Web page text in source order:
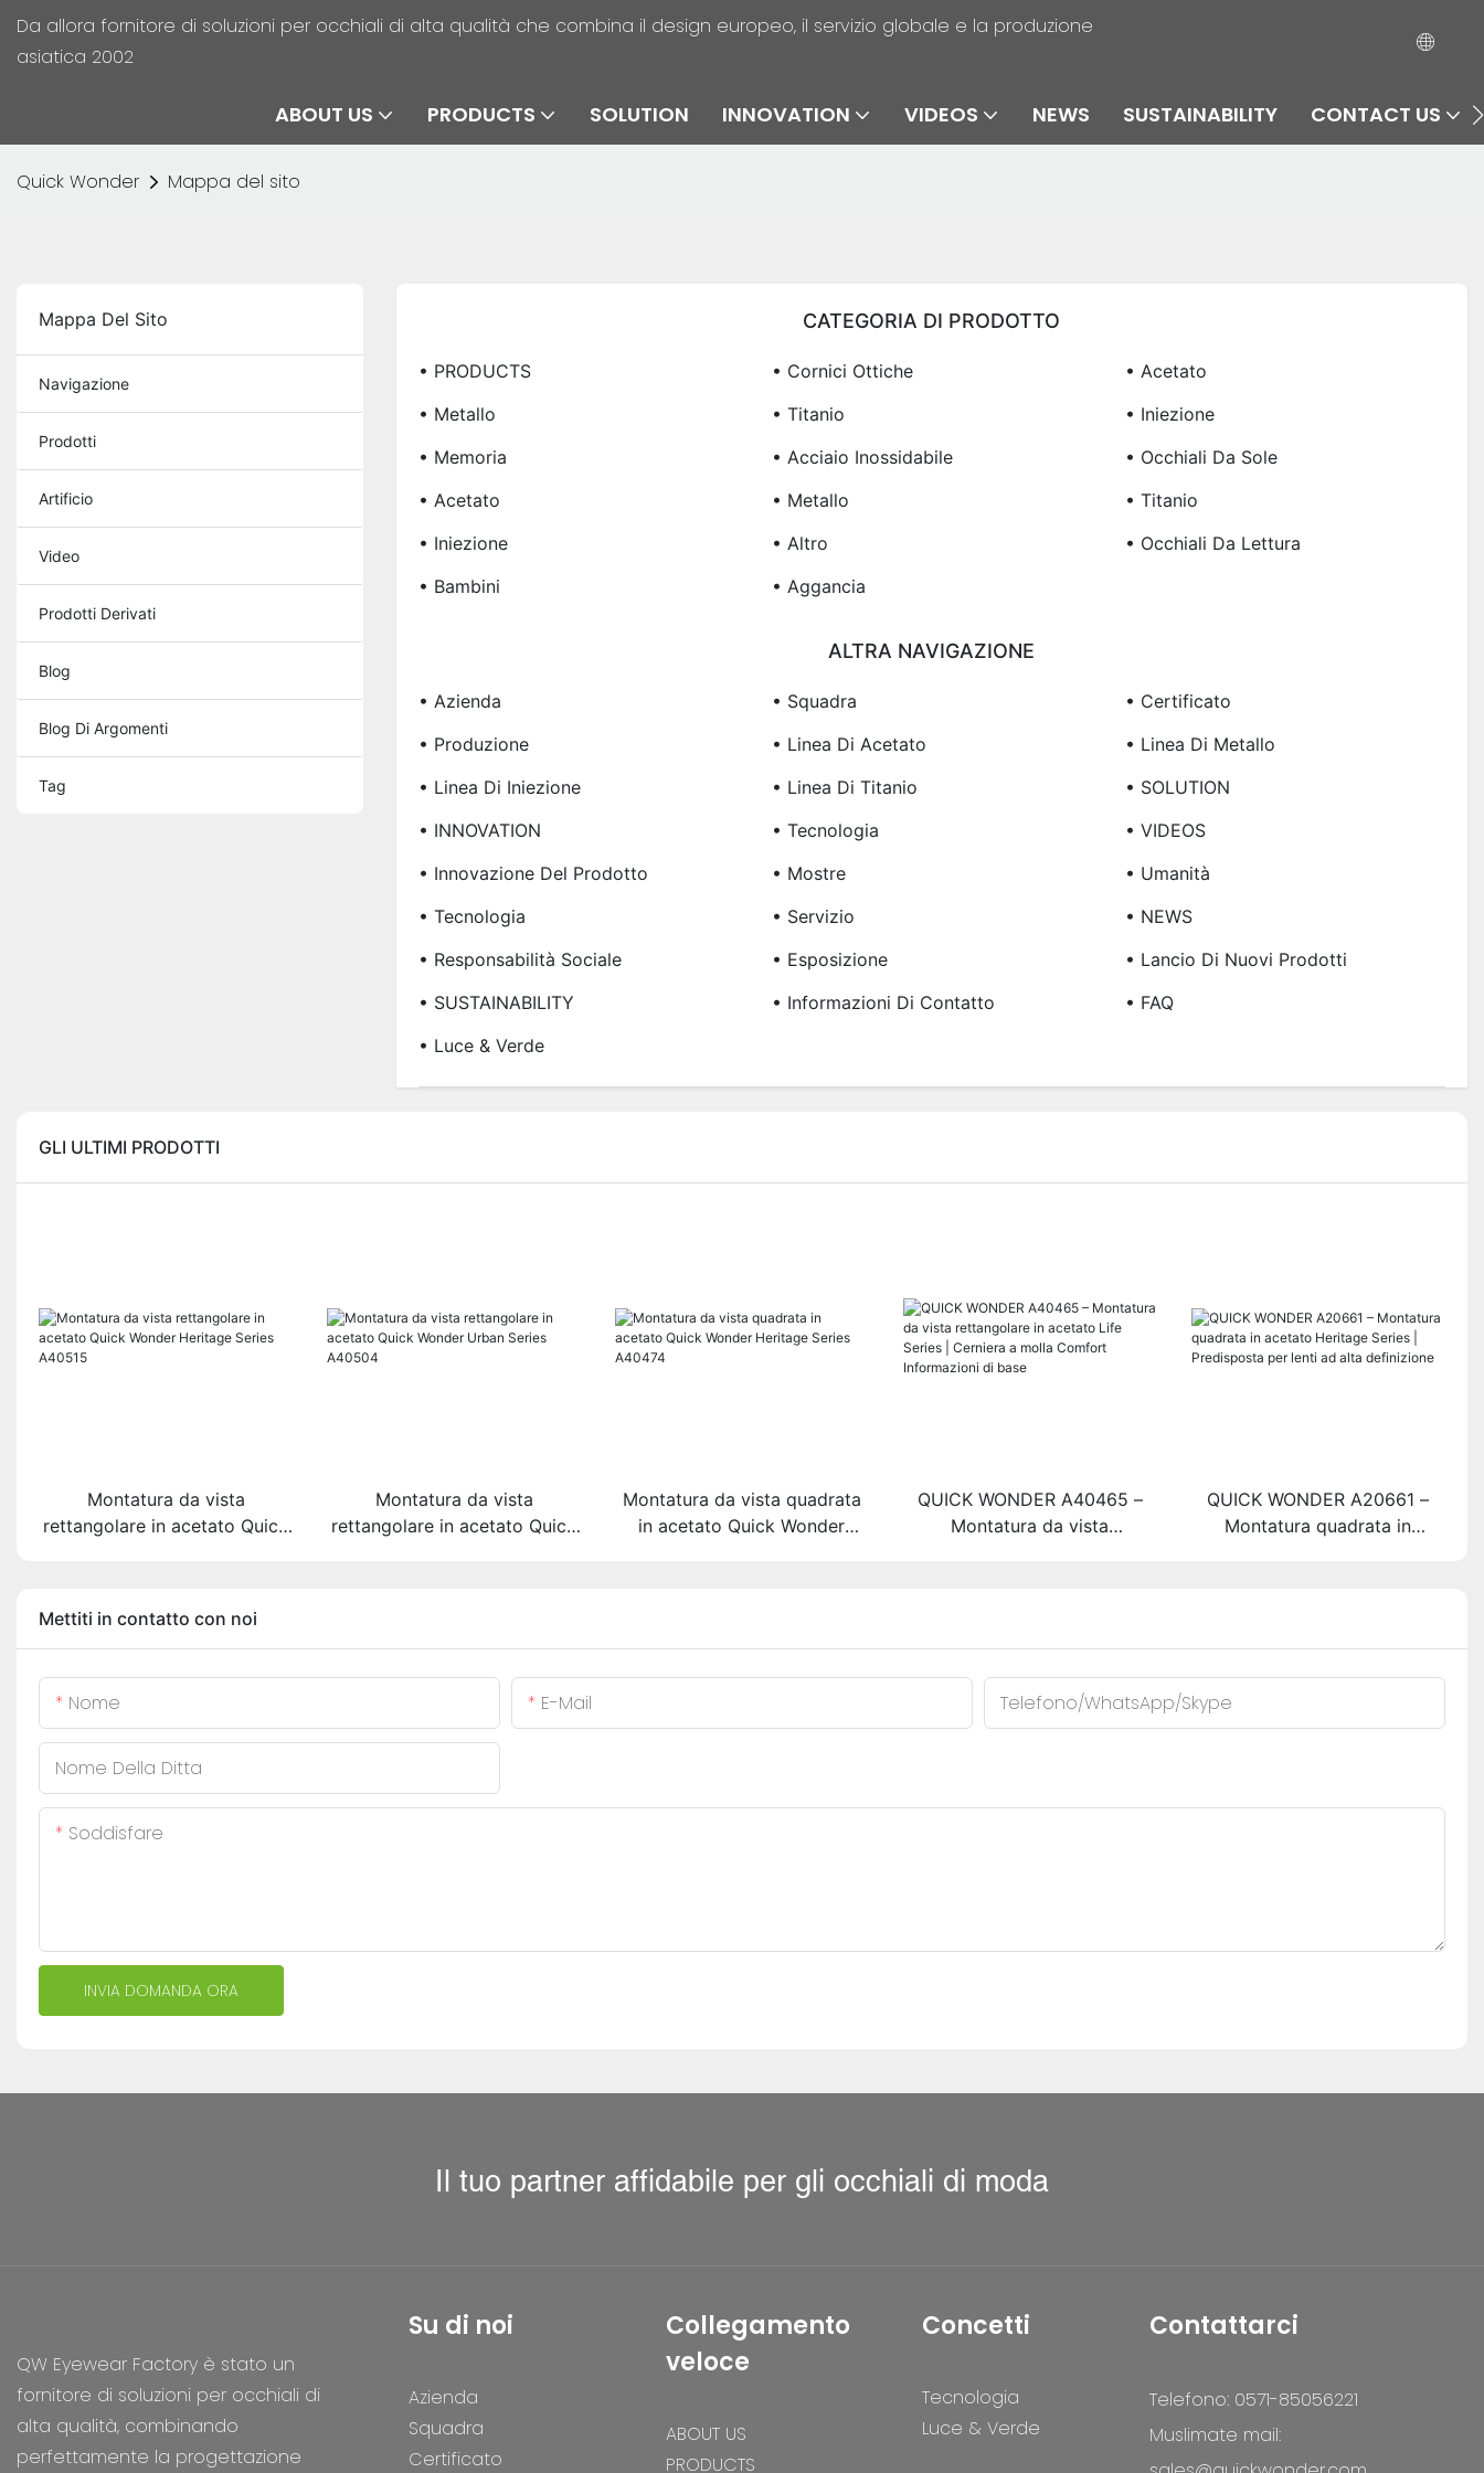
Da allora fornitore di soluzioni per occhiali di alta qualità che combina il design europeo, il servizio globale e la produzione
asiatica 2002
ABOUT US PRODUCTS SOLUTION INNOVATION VIDEOS NEWS SUSTAINABILITY CONTACT US
Quick Wonder Mappa del sito
Mappa Del Sito
Navigazione
Prodotti
Artificio
Video
Prodotti Derivati
Blog
Blog Di Argomenti
Tag
CATEGORIA DI PRODOTTO
• PRODUCTS • Cornici Ottiche
• Acetato
• Metallo
• Titanio
• Iniezione
• Memoria
• Acciaio Inossidabile
• Occhiali Da Sole
• Acetato
• Metallo
• Titanio
• Iniezione
• Altro
• Occhiali Da Lettura
• Bambini
• Aggancia
ALTRA NAVIGAZIONE
• Azienda • Squadra
• Certificato
• Produzione
• Linea Di Acetato
• Linea Di Metallo
• Linea Di Iniezione
• Linea Di Titanio
• SOLUTION
• INNOVATION
• Tecnologia
• VIDEOS
• Innovazione Del Prodotto
• Mostre
• Umanità
• Tecnologia
• Servizio
• NEWS
• Responsabilità Sociale
• Esposizione
• Lancio Di Nuovi Prodotti
• SUSTAINABILITY
• Informazioni Di Contatto
• FAQ
• Luce & Verde
GLI ULTIMI PRODOTTI
Montatura da vista
rettangolare in acetato Quick
Montatura da vista
rettangolare in acetato Quick
Montatura da vista quadrata
in acetato Quick Wonder
QUICK WONDER A40465 –
Montatura da vista
QUICK WONDER A20661 –
Montatura quadrata in
Mettiti in contatto con noi
Nome E-Mail Telefono/WhatsApp/Skype
Nome Della Ditta
Soddisfare
INVIA DOMANDA ORA
Il tuo partner affidabile per gli occhiali di moda
QW Eyewear Factory è stato un
fornitore di soluzioni per occhiali di
alta qualità, combinando
perfettamente la progettazione
Su di noi
Azienda
Squadra
Certificato
Collegamento
veloce
ABOUT US
PRODUCTS
Concetti
Tecnologia
Luce & Verde
Contattarci
Telefono: 0571-85056221
Muslimate mail: